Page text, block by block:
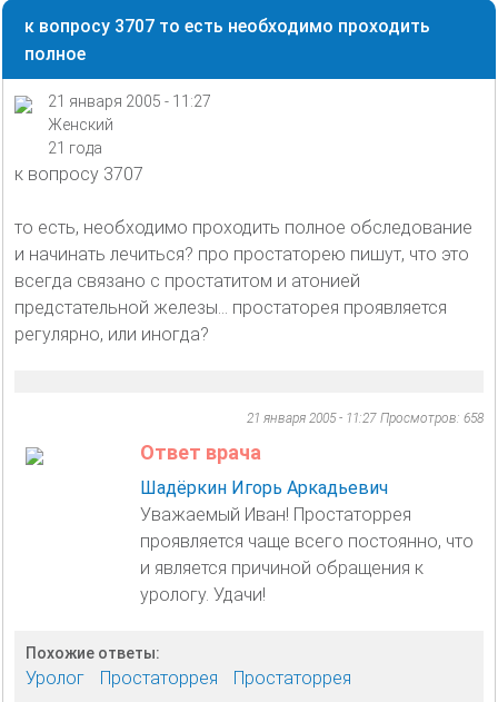
к вопросу 3707 то есть необходимо проходить
полное
21 января 2005 - 11:27
Женский
21 года
к вопросу 3707
то есть, необходимо проходить полное обследование
и начинать лечиться? про простаторею пишут, что это
всегда связано с простатитом и атонией
предстательной железы... простаторея проявляется
регулярно, или иногда?
21 января 2005 - 11:27 Просмотров: 658
Ответ врача
Шадёркин Игорь Аркадьевич
Уважаемый Иван! Простаторрея
проявляется чаще всего постоянно, что
и является причиной обращения к
урологу. Удачи!
Похожие ответы:
Уролог Простаторрея Простаторрея